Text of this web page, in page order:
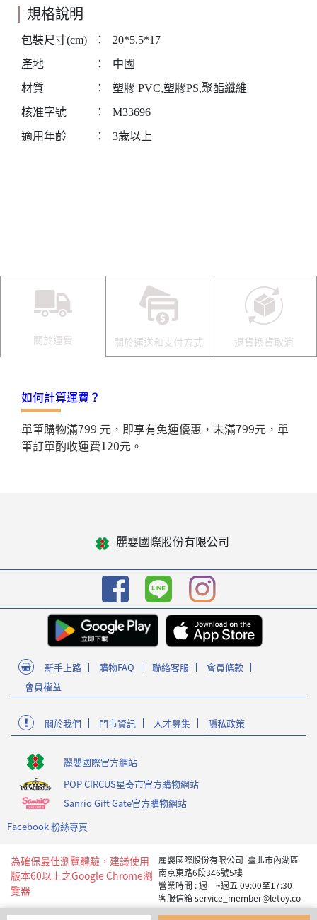
規格說明
包裝尺寸(cm) ：
20*5.5*17
產地
：
中國
材質
：
塑膠 PVC,塑膠PS,聚酯纖維
核准字號
：
M33696
適用年齡
： 3歲以上
關於運費 關於運送和支付方式 退貨換貨取消
如何計算運費？
單筆購物滿799 元，即享有免運優惠，未滿799元，單
筆訂單酌收運費120元。
麗嬰國際股份有限公司
新手上路 購物FAQ 聯絡客服
會員條款
會員權益
關於我們 門市資訊 人才募集 隱私政策
麗嬰國際官方網站
POP CIRCUS星奇市官方購物網站
Sanrio Gift Gate官方購物網站
Facebook 粉絲專頁
為確保最佳瀏覽體驗，建議使用
版本60以上之Google Chrome瀏
覽器
麗嬰國際股份有限公司 臺北市內湖區
南京東路6段346號5樓
營業時間 : 週一~週五 09:00至17:30
客服信箱 service_member@letoy.co